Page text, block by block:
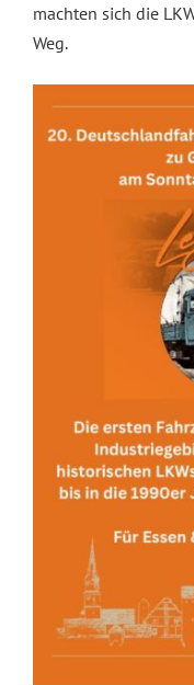
machten sich die
Weg.